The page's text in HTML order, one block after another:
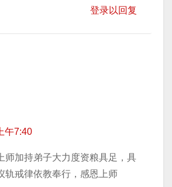
登录以回复
午7:40
师加持弟子大力度资粮具足，具
轨戒律依教奉行，感恩上师